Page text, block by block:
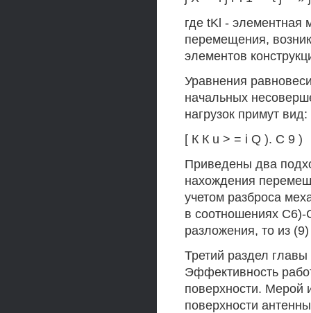
где tKl - элементная
перемещения,
элементов
Уравнения
начальных
нагрузок примут вид:
[ К К u > = i Q ). С 9 )
Приведены два
нахождения
учетом разброса
в соотношениях С6)-
разложения, то из
Третий раздел
Эффективность
поверхности. Мерой
поверхности